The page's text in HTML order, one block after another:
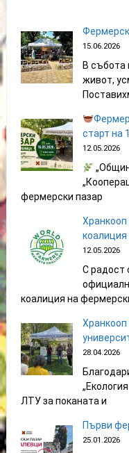
15.06.2026
В събота
живот,
старт на
12.05.2026
фермерски пазар
Хранкооп
12.05.2026
С радост
коалиция на
Хранкооп
28.04.2026
ЛТУ за поканата и
Първи
25.01.2026